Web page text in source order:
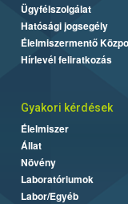
Ügyfélszolgálat
Hatósági jogsegély
Élelmiszermentő
Hírlevél feliratkozás
Gyakori kérdések
Élelmiszer
Állat
Növény
Laboratóriumok
Labor/Egyéb